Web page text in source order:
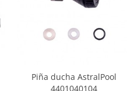
Piña ducha AstralPool
4401040104